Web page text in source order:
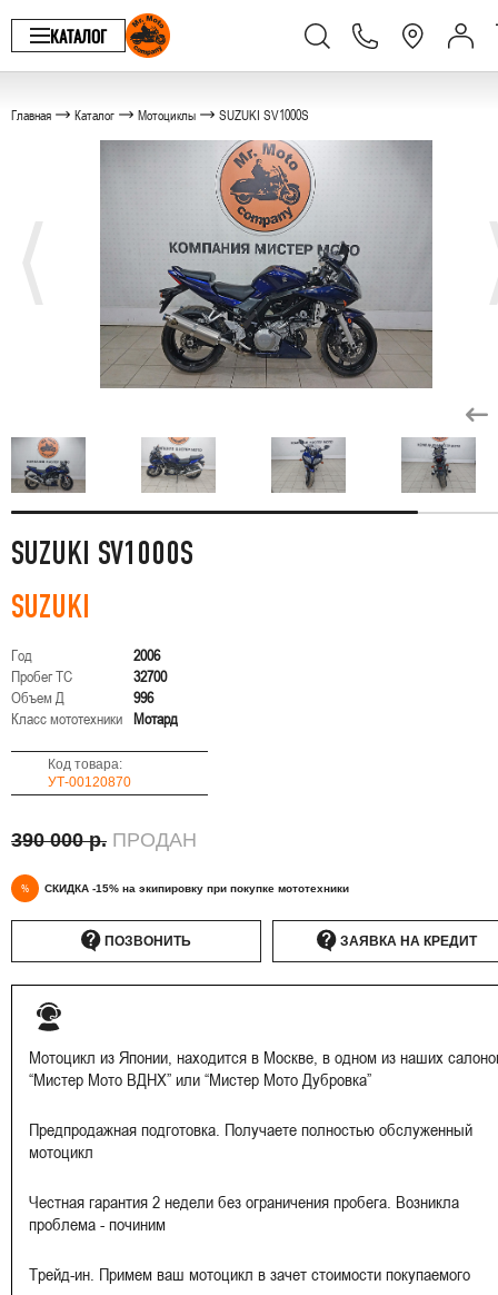
КАТАЛОГ
Главная Каталог Мотоциклы SUZUKI SV1000S
SUZUKI SV1000S
SUZUKI
Год
2006
Пробег ТС
32700
Объем Д
996
Класс мототехники Мотард
Код товара:
УТ-00120870
390 000 р. ПРОДАН
% СКИДКА -15% на экипировку при покупке мототехники
ПОЗВОНИТЬ ЗАЯВКА НА КРЕДИТ
Мотоцикл из Японии, находится в Москве, в одном из наших
“Мистер Мото ВДНХ” или “Мистер Мото Дубровка”
Предпродажная подготовка. Получаете полностью обслуженный
мотоцикл
Честная гарантия 2 недели без ограничения пробега. Возникла
проблема - починим
Трейд-ин. Примем ваш мотоцикл в зачет стоимости покупаемого